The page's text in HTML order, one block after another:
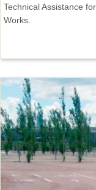
Technical Assistance
Works.